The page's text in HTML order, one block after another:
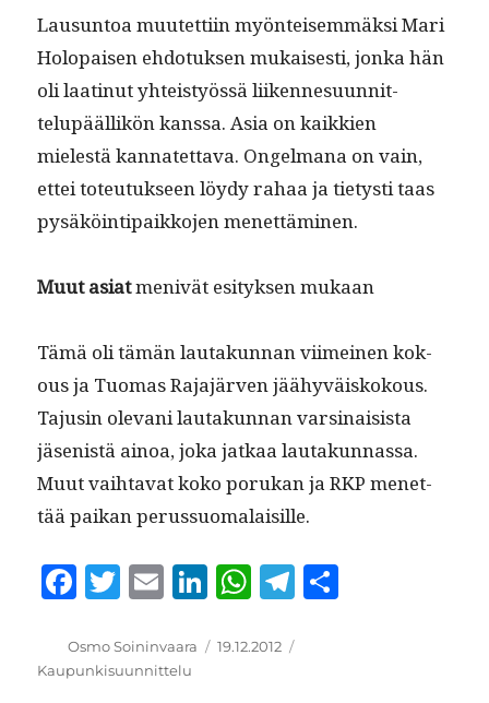
Lausun­toa muutet­ti­in myön­teisem­mäk­si Mari
Holopaisen ehdo­tuk­sen mukaises­ti, jon­ka hän
oli laat­in­ut yhteistyössä liiken­nesu­un­nit­
telupääl­likön kanssa. Asia on kaikkien
mielestä kan­natet­ta­va. Ongel­mana on vain,
ettei toteu­tuk­seen löy­dy rahaa ja tietysti taas
pysäköin­tipaikko­jen menettäminen.
Muut asi­atmenivät esi­tyk­sen mukaan
Tämä oli tämän lau­takun­nan viimeinen kok­
ous ja Tuo­mas Raja­jär­ven jäähyväiskok­ous.
Tajusin ole­vani lau­takun­nan varsi­nai­sista
jäsenistä ain­oa, joka jatkaa lau­takun­nas­sa.
Muut vai­h­ta­vat koko porukan ja RKP menet­
tää paikan perussuomalaisille.
F
c
e
T
it
te
E
ai
l
Li
k
W
at
T
Kirjoittaja
Osmo Soininvaara Julkaistu
19.12.2012
Kaupunkisuunnittelu